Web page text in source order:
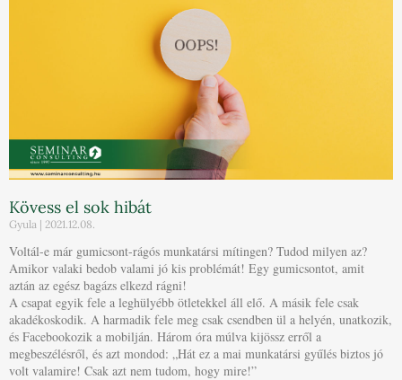
Kövess el sok hibát
Gyula 2021.12.08.
Voltál-e már gumicsont-rágós munkatársi mítingen? Tudod milyen az?
Amikor valaki bedob valami jó kis problémát! Egy gumicsontot, amit
aztán az egész bagázs elkezd rágni!
A csapat egyik fele a leghülyébb ötletekkel áll elő. A másik fele csak
akadékoskodik. A harmadik fele meg csak csendben ül a helyén, unatkozik,
és Facebookozik a mobilján. Három óra múlva kijössz erről a
megbeszélésről, és azt mondod: „Hát ez a mai munkatársi gyűlés biztos jó
volt valamire! Csak azt nem tudom, hogy mire!”